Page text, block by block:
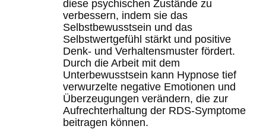
diese psychischen Zustände zu
verbessern, indem sie das
Selbstbewusstsein und das
Selbstwertgefühl stärkt und positive
Denk- und Verhaltensmuster fördert.
Durch die Arbeit mit dem
Unterbewusstsein kann Hypnose tief
verwurzelte negative Emotionen und
Überzeugungen verändern, die zur
Aufrechterhaltung der RDS-Symptome
beitragen können.